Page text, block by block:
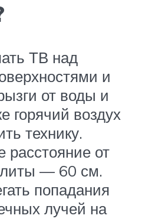
ТВ над
и
от воды и
горячий воздух
технику.
от
— 60 см.
попадания
лучей на